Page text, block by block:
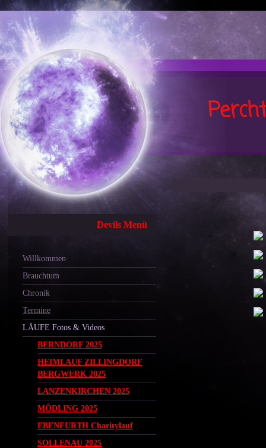
Devils Menü
Willkommen
Brauchtum
Chronik
Termine
LÄUFE Fotos & Videos
BERNDORF 2025
HEIMLAUF ZILLINGDORF
BERGWERK 2025
LANZENKIRCHEN 2025
MÖDLING 2025
EBENFURTH Charitylauf
SOLLENAU 2025